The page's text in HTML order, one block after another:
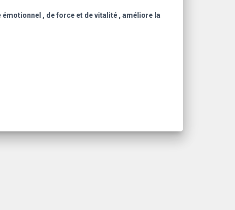
émotionnel , de force et de vitalité , améliore la